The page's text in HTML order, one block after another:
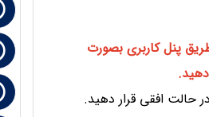
پنل کاربری بصورت
حالت افقی قرار دهید.